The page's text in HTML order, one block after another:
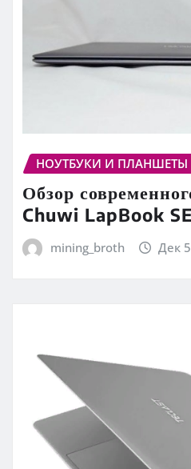
НОУТБУКИ И ПЛАНШЕТЫ
Обзор
Chuwi LapBook
mining_broth Дек